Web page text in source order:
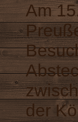
Am
der